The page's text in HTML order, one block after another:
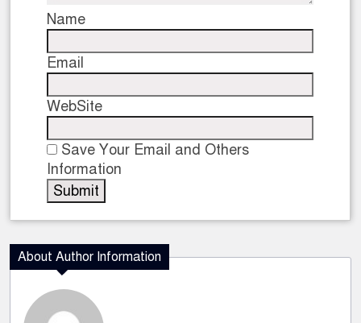
Name
Email
WebSite
Save Your Email and Others
Information
About Author Information